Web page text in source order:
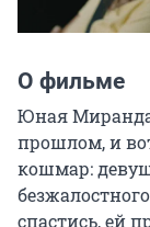
О фильме
Юная
прошлом, и
кошмар:
спастись, ей